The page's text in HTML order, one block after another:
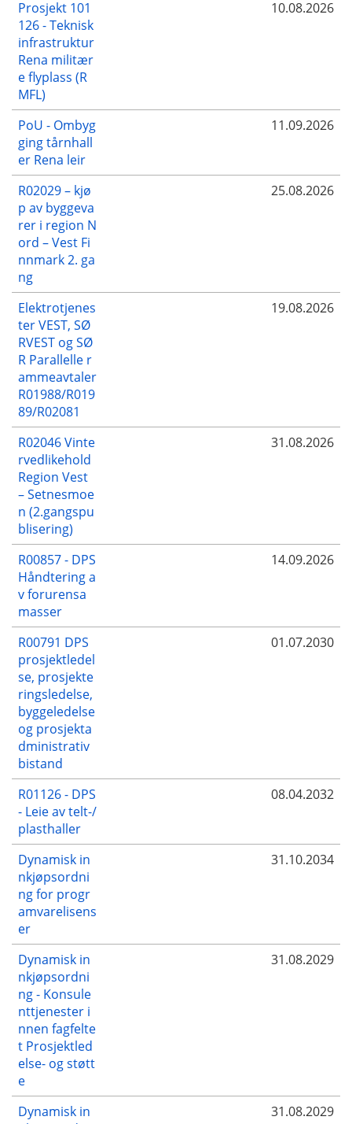
Prosjekt 101
126 - Teknisk
infrastruktur
Rena militær
e flyplass (R
MFL)
10.08.2026
PoU - Ombyg
ging tårnhall
er Rena leir
11.09.2026
R02029 – kjø
p av byggeva
rer i region N
ord – Vest Fi
nnmark 2. ga
ng
25.08.2026
Elektrotjenes
ter VEST, SØ
RVEST og SØ
R Parallelle r
ammeavtaler
R01988/R019
89/R02081
19.08.2026
R02046 Vinte
rvedlikehold
Region Vest
– Setnesmoe
n (2.gangspu
blisering)
31.08.2026
R00857 - DPS
Håndtering a
v forurensa
masser
14.09.2026
R00791 DPS
prosjektledel
se, prosjekte
ringsledelse,
byggeledelse
og prosjekta
dministrativ
bistand
01.07.2030
R01126 - DPS
- Leie av telt-/
plasthaller
08.04.2032
Dynamisk in
nkjøpsordni
ng for progr
amvarelisens
er
31.10.2034
Dynamisk in
nkjøpsordni
ng - Konsule
nttjenester i
nnen fagfelte
t Prosjektled
else- og støtt
e
31.08.2029
Dynamisk in
31.08.2029